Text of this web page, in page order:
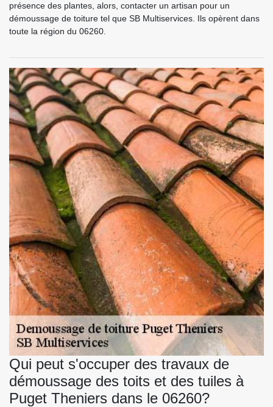
présence des plantes, alors, contacter un artisan pour un
démoussage de toiture tel que SB Multiservices. Ils opèrent dans
toute la région du 06260.
Qui peut s'occuper des travaux de
démoussage des toits et des tuiles à
Puget Theniers dans le 06260?